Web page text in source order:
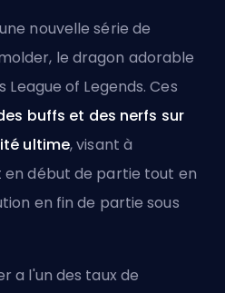
nouvelle série de
le dragon adorable
of Legends. Ces
buffs et des nerfs sur
ultime, visant à
début de partie tout en
en fin de partie sous
a l'un des taux de